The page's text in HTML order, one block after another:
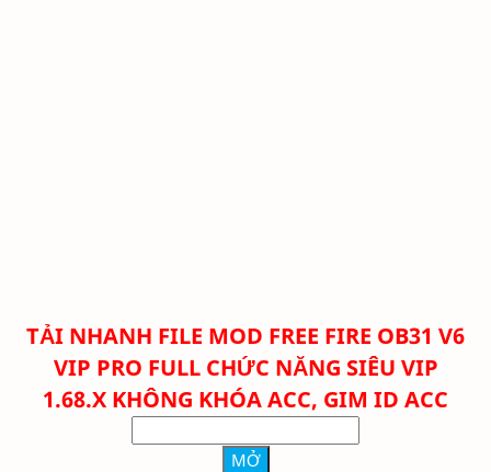
TẢI NHANH FILE MOD FREE FIRE OB31 V6
VIP PRO FULL CHỨC NĂNG SIÊU VIP
1.68.X KHÔNG KHÓA ACC, GIM ID ACC
MỞ